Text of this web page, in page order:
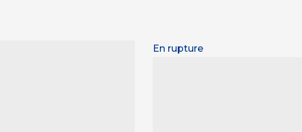
En rupture